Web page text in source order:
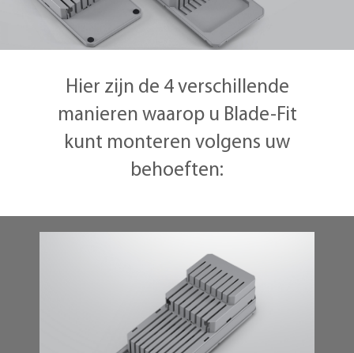
Hier zijn de 4 verschillende
manieren waarop u Blade-Fit
kunt monteren volgens uw
behoeften: